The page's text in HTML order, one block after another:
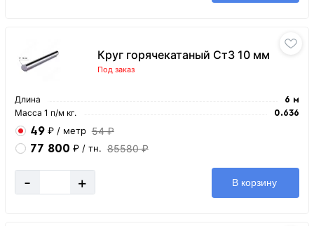
Круг горячекатаный Ст3 10 мм
Под заказ
Длина 6 м
Масса 1 п/м кг. 0.636
49 ₽ / метр 54 ₽
77 800 ₽ / тн. 85580 ₽
- + В корзину